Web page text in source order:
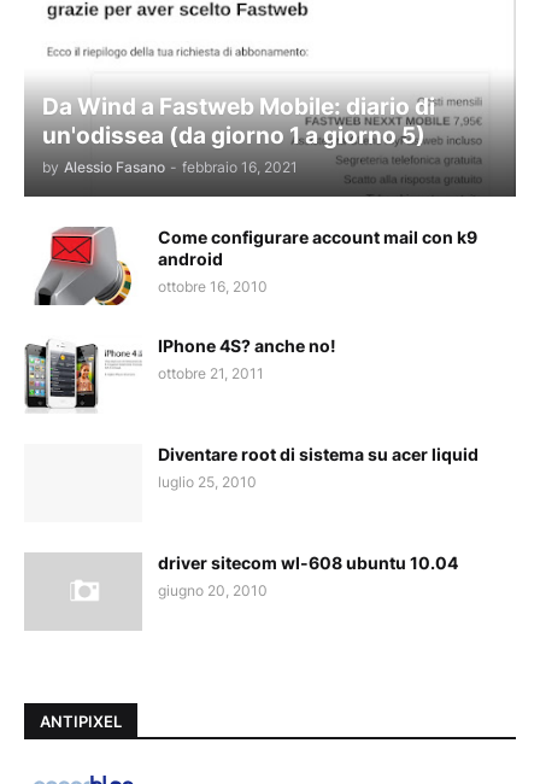
Da Wind a Fastweb Mobile: diario di
un'odissea (da giorno 1 a giorno 5)
by Alessio Fasano - febbraio 16, 2021
Come configurare account mail con k9
android
ottobre 16, 2010
IPhone 4S? anche no!
ottobre 21, 2011
Diventare root di sistema su acer liquid
luglio 25, 2010
driver sitecom wl-608 ubuntu 10.04
giugno 20, 2010
ANTIPIXEL